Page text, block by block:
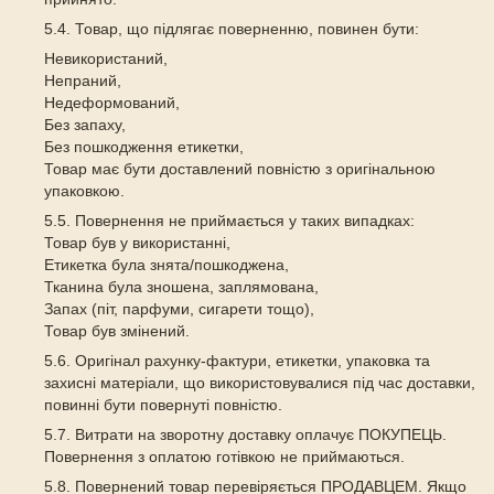
5.4. Товар, що підлягає поверненню, повинен бути:
Невикористаний,
Непраний,
Недеформований,
Без запаху,
Без пошкодження етикетки,
Товар має бути доставлений повністю з оригінальною
упаковкою.
5.5. Повернення не приймається у таких випадках:
Товар був у використанні,
Етикетка була знята/пошкоджена,
Тканина була зношена, заплямована,
Запах (піт, парфуми, сигарети тощо),
Товар був змінений.
5.6. Оригінал рахунку-фактури, етикетки, упаковка та
захисні матеріали, що використовувалися під час доставки,
повинні бути повернуті повністю.
5.7. Витрати на зворотну доставку оплачує ПОКУПЕЦЬ.
Повернення з оплатою готівкою не приймаються.
5.8. Повернений товар перевіряється ПРОДАВЦЕМ. Якщо